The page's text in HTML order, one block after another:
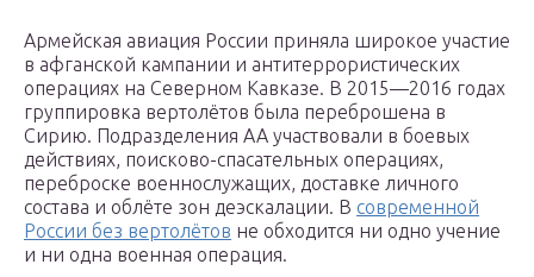
Армейская авиация России приняла широкое участие
в афганской кампании и антитеррористических
операциях на Северном Кавказе. В 2015—2016 годах
группировка вертолётов была переброшена в
Сирию. Подразделения АА участвовали в боевых
действиях, поисково-спасательных операциях,
переброске военнослужащих, доставке личного
состава и облёте зон деэскалации. В современной
России без вертолётов не обходится ни одно учение
и ни одна военная операция.